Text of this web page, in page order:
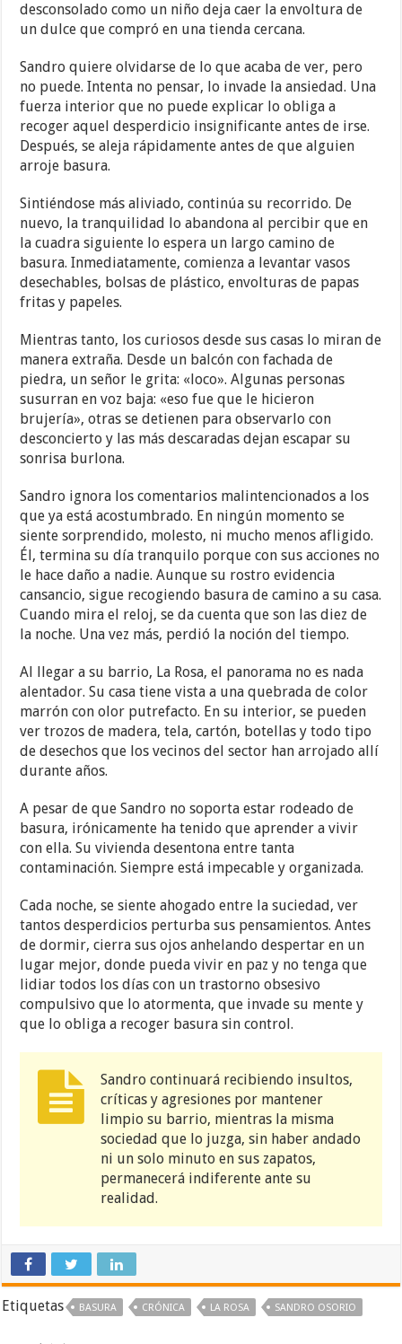
desconsolado como un niño deja caer la envoltura de
un dulce que compró en una tienda cercana.
Sandro quiere olvidarse de lo que acaba de ver, pero
no puede. Intenta no pensar, lo invade la ansiedad. Una
fuerza interior que no puede explicar lo obliga a
recoger aquel desperdicio insignificante antes de irse.
Después, se aleja rápidamente antes de que alguien
arroje basura.
Sintiéndose más aliviado, continúa su recorrido. De
nuevo, la tranquilidad lo abandona al percibir que en
la cuadra siguiente lo espera un largo camino de
basura. Inmediatamente, comienza a levantar vasos
desechables, bolsas de plástico, envolturas de papas
fritas y papeles.
Mientras tanto, los curiosos desde sus casas lo miran de
manera extraña. Desde un balcón con fachada de
piedra, un señor le grita: «loco». Algunas personas
susurran en voz baja: «eso fue que le hicieron
brujería», otras se detienen para observarlo con
desconcierto y las más descaradas dejan escapar su
sonrisa burlona.
Sandro ignora los comentarios malintencionados a los
que ya está acostumbrado. En ningún momento se
siente sorprendido, molesto, ni mucho menos afligido.
Él, termina su día tranquilo porque con sus acciones no
le hace daño a nadie. Aunque su rostro evidencia
cansancio, sigue recogiendo basura de camino a su casa.
Cuando mira el reloj, se da cuenta que son las diez de
la noche. Una vez más, perdió la noción del tiempo.
Al llegar a su barrio, La Rosa, el panorama no es nada
alentador. Su casa tiene vista a una quebrada de color
marrón con olor putrefacto. En su interior, se pueden
ver trozos de madera, tela, cartón, botellas y todo tipo
de desechos que los vecinos del sector han arrojado allí
durante años.
A pesar de que Sandro no soporta estar rodeado de
basura, irónicamente ha tenido que aprender a vivir
con ella. Su vivienda desentona entre tanta
contaminación. Siempre está impecable y organizada.
Cada noche, se siente ahogado entre la suciedad, ver
tantos desperdicios perturba sus pensamientos. Antes
de dormir, cierra sus ojos anhelando despertar en un
lugar mejor, donde pueda vivir en paz y no tenga que
lidiar todos los días con un trastorno obsesivo
compulsivo que lo atormenta, que invade su mente y
que lo obliga a recoger basura sin control.
Sandro continuará recibiendo insultos,
críticas y agresiones por mantener
limpio su barrio, mientras la misma
sociedad que lo juzga, sin haber andado
ni un solo minuto en sus zapatos,
permanecerá indiferente ante su
realidad.
Etiquetas BASURA CRÓNICA LA ROSA SANDRO OSORIO